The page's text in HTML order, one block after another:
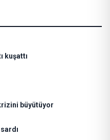
kuşattı
büyütüyor